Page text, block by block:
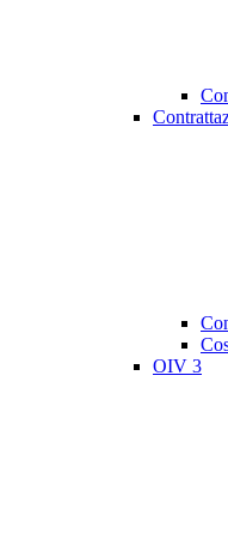
OIV 3